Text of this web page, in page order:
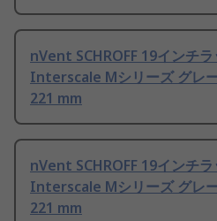
nVent SCHROFF 19インチ
Interscale Mシリーズ グレ
221 mm
nVent SCHROFF 19インチ
Interscale Mシリーズ グレ
221 mm